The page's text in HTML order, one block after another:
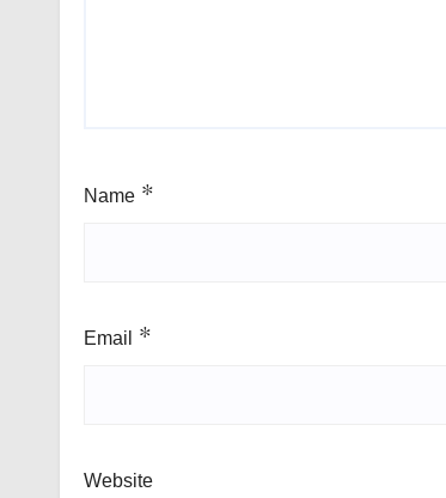
Name *
Email *
Website